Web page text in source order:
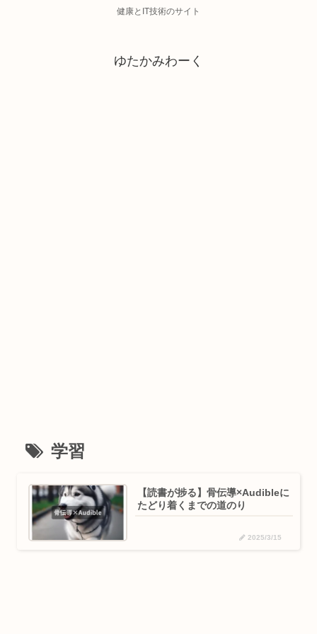
健康とIT技術のサイト
ゆたかみわーく
学習
【読書が捗る】骨伝導×Audibleに
たどり着くまでの道のり
2025/3/15